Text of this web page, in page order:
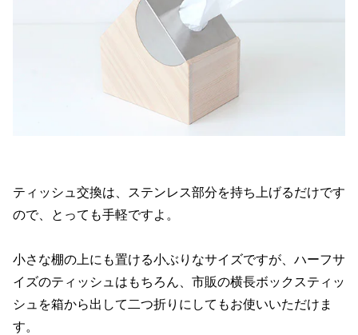
ティッシュ交換は、ステンレス部分を持ち上げるだけです
ので、とっても手軽ですよ。
小さな棚の上にも置ける小ぶりなサイズですが、ハーフサ
イズのティッシュはもちろん、市販の横長ボックスティッ
シュを箱から出して二つ折りにしてもお使いいただけま
す。